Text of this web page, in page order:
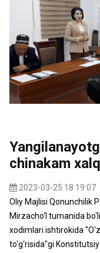
chinakam
2023-03-25 18:19:07
Oliy Majlisi Qonunchilik
Mirzacho‘l tumanida
xodimlari ishtirokida
to‘g‘risida"gi